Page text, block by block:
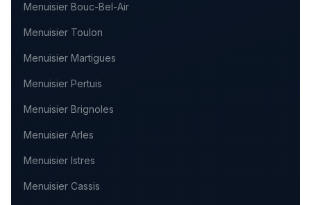
Menuisier Bouc-Bel-Air
Menuisier Toulon
Menuisier Martigues
Menuisier Pertuis
Menuisier Brignoles
Menuisier Arles
Menuisier Istres
Menuisier Cassis